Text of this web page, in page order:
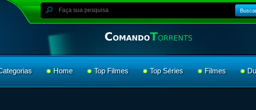
Home Top Filmes Top Séries Filmes